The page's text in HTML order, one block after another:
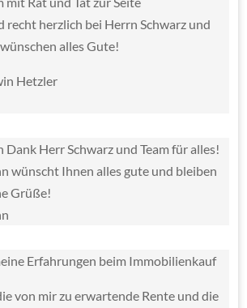
recht herzlich bei Herrn Schwarz und
alles Gute!
Hetzler
Dank Herr Schwarz und Team für alles!
wünscht Ihnen alles gute und bleiben
Grüße!
Erfahrungen beim Immobilienkauf
von mir zu erwartende Rente und die